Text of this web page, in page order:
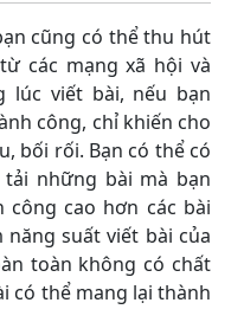
cũng có thể thu hút
các mạng xã hội và
lúc viết bài, nếu bạn
công, chỉ khiến cho
bối rối. Bạn có thể có
những bài mà bạn
cao hơn các bài
năng suất viết bài của
toàn không có chất
có thể mang lại thành